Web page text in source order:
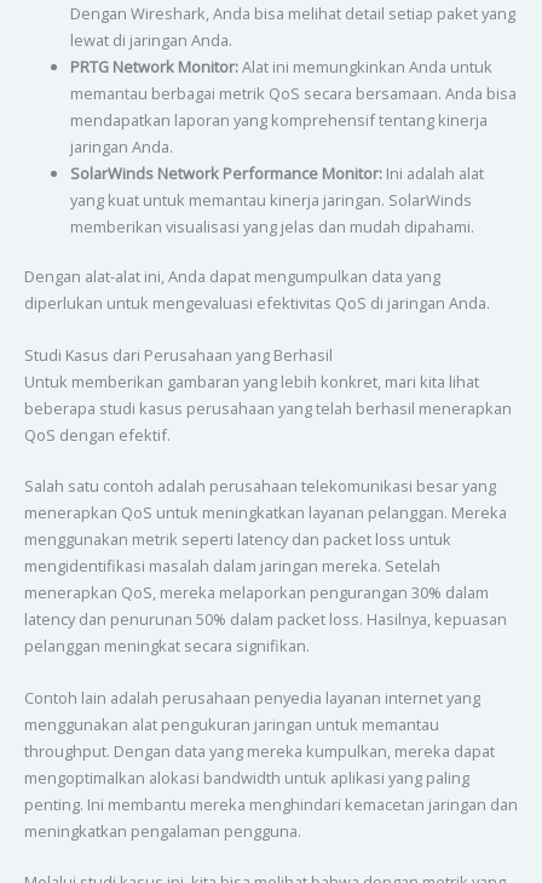
Dengan Wireshark, Anda bisa melihat detail setiap paket yang
lewat di jaringan Anda.
PRTG Network Monitor:Alat ini memungkinkan Anda untuk
memantau berbagai metrik QoS secara bersamaan. Anda bisa
mendapatkan laporan yang komprehensif tentang kinerja
jaringan Anda.
SolarWinds Network Performance Monitor:Ini adalah alat
yang kuat untuk memantau kinerja jaringan. SolarWinds
memberikan visualisasi yang jelas dan mudah dipahami.
Dengan alat-alat ini, Anda dapat mengumpulkan data yang
diperlukan untuk mengevaluasi efektivitas QoS di jaringan Anda.
Studi Kasus dari Perusahaan yang Berhasil
Untuk memberikan gambaran yang lebih konkret, mari kita lihat
beberapa studi kasus perusahaan yang telah berhasil menerapkan
QoS dengan efektif.
Salah satu contoh adalah perusahaan telekomunikasi besar yang
menerapkan QoS untuk meningkatkan layanan pelanggan. Mereka
menggunakan metrik seperti latency dan packet loss untuk
mengidentifikasi masalah dalam jaringan mereka. Setelah
menerapkan QoS, mereka melaporkan pengurangan 30% dalam
latency dan penurunan 50% dalam packet loss. Hasilnya, kepuasan
pelanggan meningkat secara signifikan.
Contoh lain adalah perusahaan penyedia layanan internet yang
menggunakan alat pengukuran jaringan untuk memantau
throughput. Dengan data yang mereka kumpulkan, mereka dapat
mengoptimalkan alokasi bandwidth untuk aplikasi yang paling
penting. Ini membantu mereka menghindari kemacetan jaringan dan
meningkatkan pengalaman pengguna.